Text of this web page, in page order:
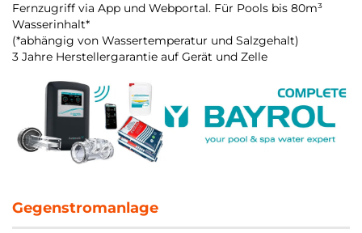
Fernzugriff via App und Webportal. Für Pools bis 80m³
Wasserinhalt*
(*abhängig von Wassertemperatur und Salzgehalt)
3 Jahre Herstellergarantie auf Gerät und Zelle
Gegenstromanlage